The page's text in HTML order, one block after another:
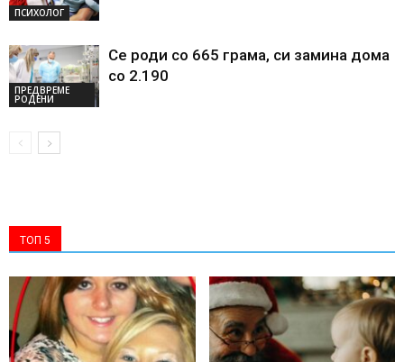
ПСИХОЛОГ
ПРЕДВРЕМЕ
РОДЕНИ
Се роди со 665 грама, си замина дома
со 2.190
ТОП 5